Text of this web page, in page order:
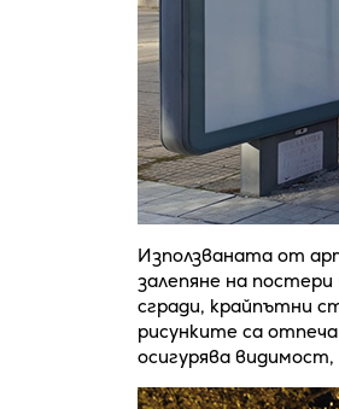
Използваната от
залепяне на
сгради, крайпътни
рисунките са
осигурява